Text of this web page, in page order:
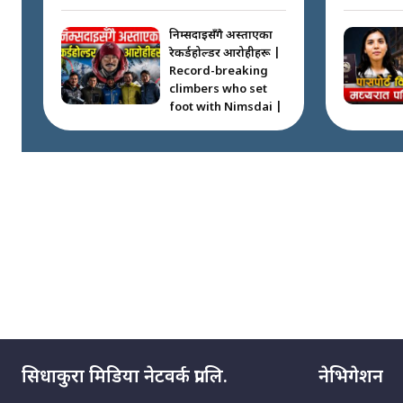
निम्सदाइसँगै अस्ताएका
रेकर्डहोल्डर आरोहीहरू |
Record-breaking
climbers who set
foot with Nimsdai |
REPORTER ||
सिधाकुरा मिडिया नेटवर्क प्रा.लि. नेभिगेशन